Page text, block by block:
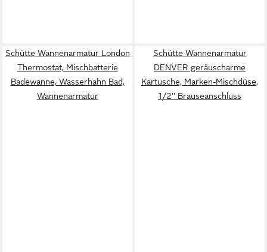
Schütte Wannenarmatur London
Thermostat, Mischbatterie
Badewanne, Wasserhahn Bad,
Wannenarmatur
Schütte Wannenarmatur
DENVER geräuscharme
Kartusche, Marken-Mischdüse,
1/2'' Brauseanschluss